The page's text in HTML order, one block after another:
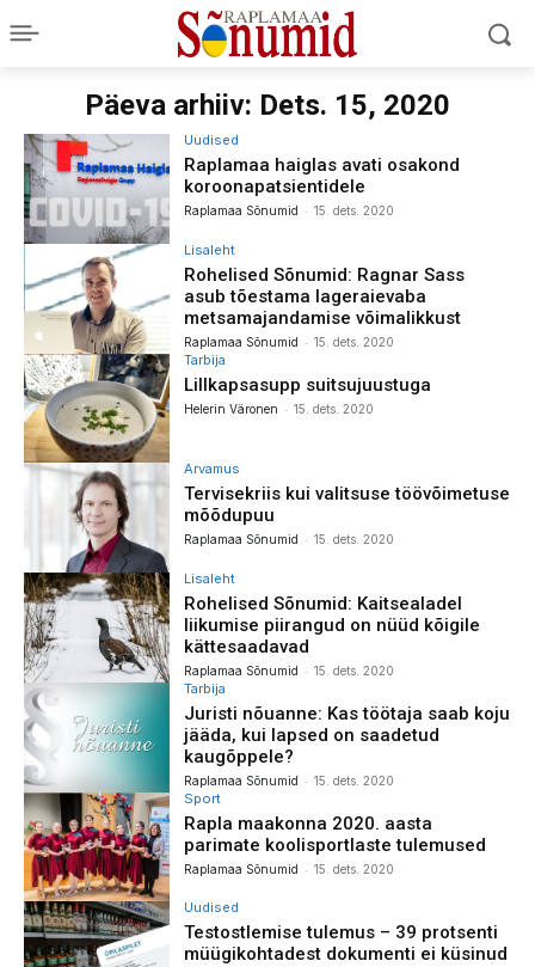
Päeva arhiiv: Dets. 15, 2020
Uudised
Raplamaa haiglas avati osakond
koroonapatsientidele
Raplamaa Sõnumid - 15. dets. 2020
Lisaleht
Rohelised Sõnumid: Ragnar Sass
asub tõestama lageraievaba
metsamajandamise võimalikkust
Raplamaa Sõnumid - 15. dets. 2020
Tarbija
Lillkapsasupp suitsujuustuga
Helerin Väronen - 15. dets. 2020
Arvamus
Tervisekriis kui valitsuse töövõimetuse
mõõdupuu
Raplamaa Sõnumid - 15. dets. 2020
Lisaleht
Rohelised Sõnumid: Kaitsealadel
liikumise piirangud on nüüd kõigile
kättesaadavad
Raplamaa Sõnumid - 15. dets. 2020
Tarbija
Juristi nõuanne: Kas töötaja saab koju
jääda, kui lapsed on saadetud
kaugõppele?
Raplamaa Sõnumid - 15. dets. 2020
Sport
Rapla maakonna 2020. aasta
parimate koolisportlaste tulemused
Raplamaa Sõnumid - 15. dets. 2020
Uudised
Testostlemise tulemus – 39 protsenti
müügikohtadest dokumenti ei küsinud